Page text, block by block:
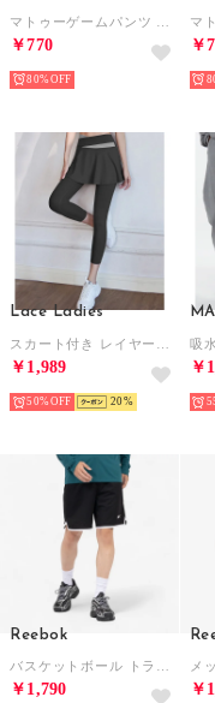
￥770
80%
￥
Lace Ladies
￥1,989
50% 20
￥
Reebok
￥1,790 ￥